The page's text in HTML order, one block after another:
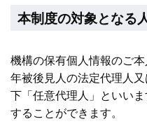
本制度の対象となる
機構の保有個人情報のご
年被後見人の法定代理人
下「任意代理人」といい
することができます。